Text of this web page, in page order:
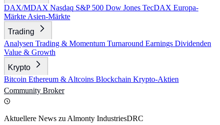
DAX/MDAX Nasdaq S&P 500 Dow Jones TecDAX Europa-
Märkte Asien-Märkte
Trading
Analysen Trading & Momentum Turnaround Earnings Dividenden
Value & Growth
Krypto
Bitcoin Ethereum & Altcoins Blockchain Krypto-Aktien
Community Broker
Aktuellere News zu Almonty IndustriesDRC